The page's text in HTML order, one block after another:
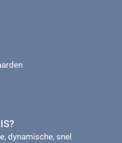
dynamische, snel